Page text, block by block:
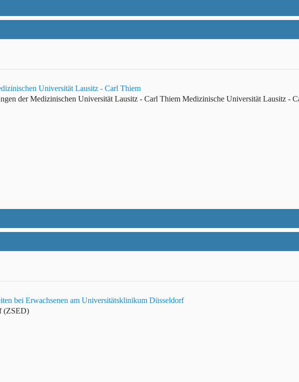
Universität Lausitz - Carl Thiem
der Medizinischen Universität Lausitz - Carl Thiem Medizinische Universität Lausitz -
bei Erwachsenen am Universitätsklinikum Düsseldorf
(ZSED)